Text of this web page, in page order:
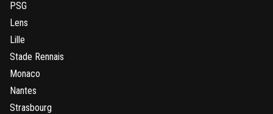
PSG
Lens
Lille
Stade Rennais
Monaco
Nantes
Strasbourg